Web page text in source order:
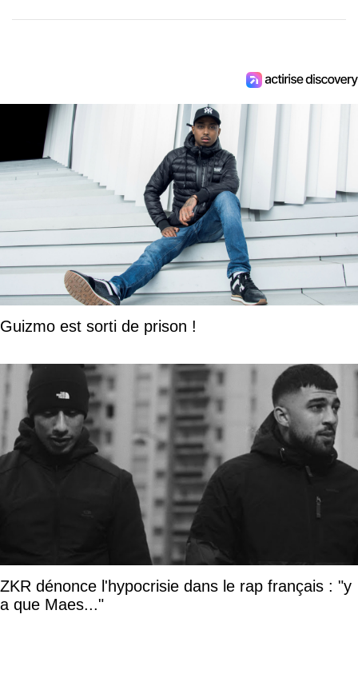
Guizmo est sorti de prison !
ZKR dénonce l'hypocrisie dans le rap français : "y
a que Maes..."